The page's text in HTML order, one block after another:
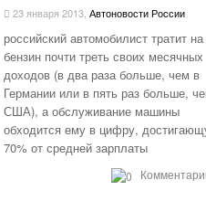
23 января 2013 ,Автоновости России
российский автомобилист тратит на
бензин почти треть своих месячных
доходов (в два раза больше, чем в
Германии или в пять раз больше,
США), а обслуживание машины
обходится ему в цифру,
70% от средней зарплаты